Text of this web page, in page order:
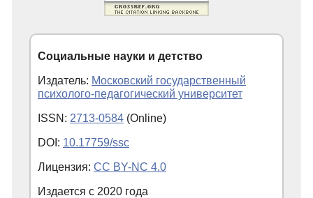
Социальные науки и детство
Издатель: Московский государственный
психолого-педагогический университет
ISSN: 2713-0584 (Online)
DOI: 10.17759/ssc
Лицензия: CC BY-NC 4.0
Издается с 2020 года